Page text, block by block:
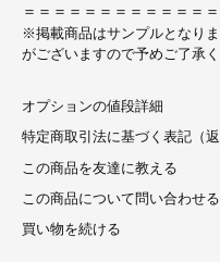
＝＝＝＝＝＝＝＝＝＝＝＝
※掲載商品はサンプルとなり
がございますので予めご了承く
オプションの値段詳細
特定商取引法に基づく表記（返
この商品を友達に教える
この商品について問い合わせる
買い物を続ける